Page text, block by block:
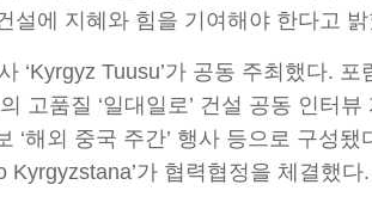
설에 지혜와 힘을 기여해야 한다고
‘Kyrgyz Tuusu’가 공동 주최했다.
고품질 ‘일대일로’ 건설 공동 인터
‘해외 중국 주간’ 행사 등으로 구성
Kyrgyzstana’가 협력협정을 체결했다.